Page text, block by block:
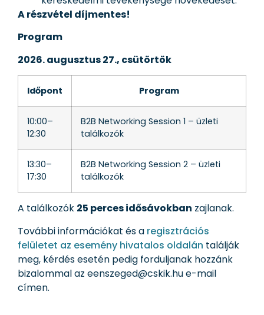
A részvétel díjmentes!
Program
2026. augusztus 27., csütörtök
Időpont Program
10:00–
12:30
B2B Networking Session 1 – üzleti
találkozók
13:30–
17:30
B2B Networking Session 2 – üzleti
találkozók
A találkozók 25 perces idősávokban zajlanak.
További információkat és a regisztrációs
felületet az esemény hivatalos oldalán találják
meg, kérdés esetén pedig forduljanak hozzánk
bizalommal az eenszeged@cskik.hu e-mail
címen.